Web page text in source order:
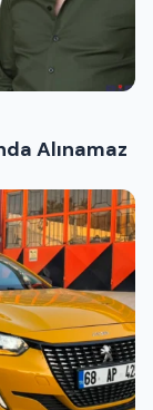
Alınamaz